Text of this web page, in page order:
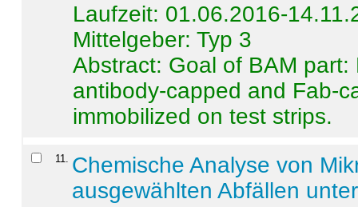
Laufzeit: 01.06.2016-
Mittelgeber: Typ 3
Abstract: Goal of BAM
antibody-capped and Fab-
immobilized on test strips.
11
Chemische Analyse von
ausgewählten Abfällen